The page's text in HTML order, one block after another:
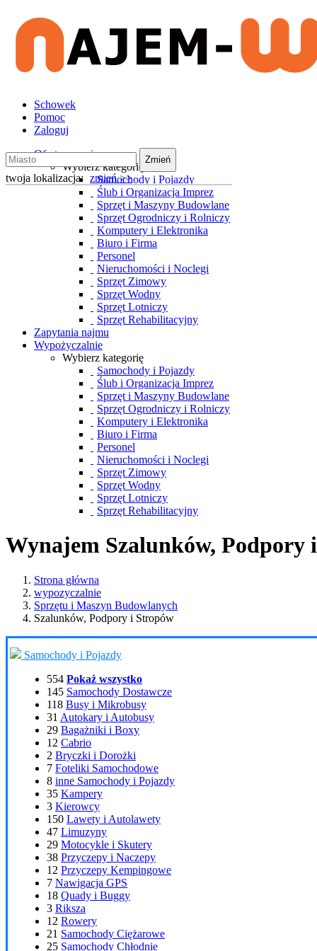
Schowek
Pomoc
Zaloguj
Zmień
twoja lokalizacja: zmień >>
Oferty wynajmu
Wybierz kategorię
Samochody i Pojazdy
Ślub i Organizacja Imprez
Sprzęt i Maszyny Budowlane
Sprzęt Ogrodniczy i Rolniczy
Komputery i Elektronika
Biuro i Firma
Personel
Nieruchomości i Noclegi
Sprzęt Zimowy
Sprzęt Wodny
Sprzęt Lotniczy
Sprzęt Rehabilitacyjny
Zapytania najmu
Wypożyczalnie
Wybierz kategorię
Samochody i Pojazdy
Ślub i Organizacja Imprez
Sprzęt i Maszyny Budowlane
Sprzęt Ogrodniczy i Rolniczy
Komputery i Elektronika
Biuro i Firma
Personel
Nieruchomości i Noclegi
Sprzęt Zimowy
Sprzęt Wodny
Sprzęt Lotniczy
Sprzęt Rehabilitacyjny
Wynajem Szalunków, Podpory
Strona główna
wypozyczalnie
Sprzętu i Maszyn Budowlanych
Szalunków, Podpory i Stropów
Samochody i Pojazdy
554 Pokaż wszystko
145 Samochody Dostawcze
118 Busy i Mikrobusy
31 Autokary i Autobusy
29 Bagażniki i Boxy
12 Cabrio
2 Bryczki i Dorożki
7 Foteliki Samochodowe
8 inne Samochody i Pojazdy
35 Kampery
3 Kierowcy
150 Lawety i Autolawety
47 Limuzyny
29 Motocykle i Skutery
38 Przyczepy i Naczepy
12 Przyczepy Kempingowe
7 Nawigacja GPS
18 Quady i Buggy
3 Riksza
12 Rowery
21 Samochody Ciężarowe
25 Samochody Chłodnie